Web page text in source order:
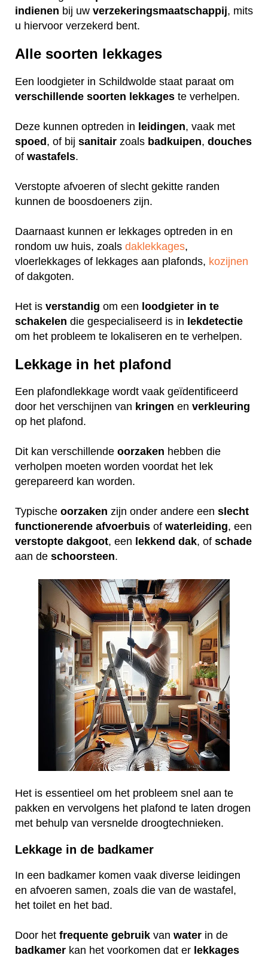
indienen bij uw verzekeringsmaatschappij, mits
u hiervoor verzekerd bent.
Alle soorten lekkages
Een loodgieter in Schildwolde staat paraat om
verschillende soorten lekkages te verhelpen.
Deze kunnen optreden in leidingen, vaak met
spoed, of bij sanitair zoals badkuipen, douches
of wastafels.
Verstopte afvoeren of slecht gekitte randen
kunnen de boosdoeners zijn.
Daarnaast kunnen er lekkages optreden in en
rondom uw huis, zoals daklekkages,
vloerlekkages of lekkages aan plafonds, kozijnen
of dakgoten.
Het is verstandig om een loodgieter in te
schakelen die gespecialiseerd is in lekdetectie
om het probleem te lokaliseren en te verhelpen.
Lekkage in het plafond
Een plafondlekkage wordt vaak geïdentificeerd
door het verschijnen van kringen en verkleuring
op het plafond.
Dit kan verschillende oorzaken hebben die
verholpen moeten worden voordat het lek
gerepareerd kan worden.
Typische oorzaken zijn onder andere een slecht
functionerende afvoerbuis of waterleiding, een
verstopte dakgoot, een lekkend dak, of schade
aan de schoorsteen.
Het is essentieel om het probleem snel aan te
pakken en vervolgens het plafond te laten drogen
met behulp van versnelde droogtechnieken.
Lekkage in de badkamer
In een badkamer komen vaak diverse leidingen
en afvoeren samen, zoals die van de wastafel,
het toilet en het bad.
Door het frequente gebruik van water in de
badkamer kan het voorkomen dat er lekkages